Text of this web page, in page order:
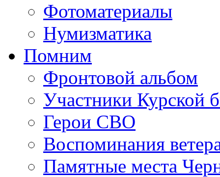
Фотоматериалы
Нумизматика
Помним
Фронтовой альбом
Участники Курской
Герои СВО
Воспоминания
Памятные места